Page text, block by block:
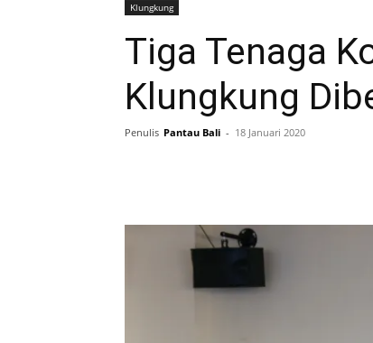
Klungkung
Tiga Tenaga
Klungkung
Penulis Pantau Bali - 18 Januari 2020